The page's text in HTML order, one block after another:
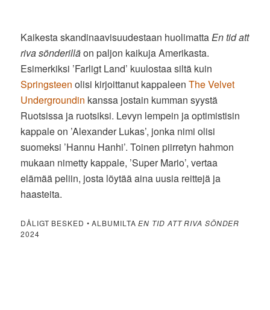
Kaikesta skandinaavisuudestaan huolimatta En tid att
riva sönderilläon paljon kaikuja Amerikasta.
Esimerkiksi ’Farligt Land’ kuulostaa siltä kuin
Springsteen olisi kirjoittanut kappaleenThe Velvet
Undergroundin kanssa jostain kumman syystä
Ruotsissa ja ruotsiksi. Levyn lempein ja optimistisin
kappale on ’Alexander Lukas’, jonka nimi olisi
suomeksi ’Hannu Hanhi’. Toinen piirretyn hahmon
mukaan nimetty kappale, ’Super Mario’, vertaa
elämää peliin, josta löytää aina uusia reittejä ja
haasteita.
DÅLIGT BESKED • ALBUMILTAEN TID ATT RIVA SÖNDER
2024